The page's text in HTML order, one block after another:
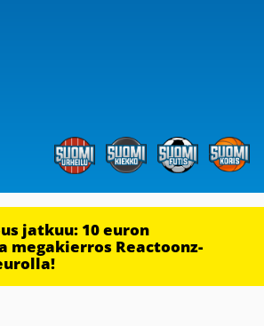
jatkuu: 10 euron
megakierros Reactoonz-